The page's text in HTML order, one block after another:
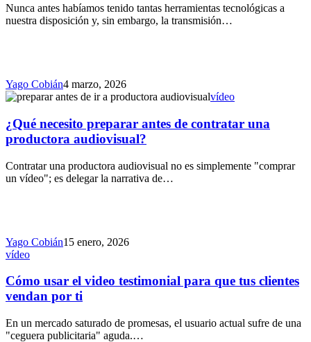
Nunca antes habíamos tenido tantas herramientas tecnológicas a
nuestra disposición y, sin embargo, la transmisión…
Yago Cobián4 marzo, 2026
vídeo
¿Qué necesito preparar antes de contratar una
productora audiovisual?
Contratar una productora audiovisual no es simplemente "comprar
un vídeo"; es delegar la narrativa de…
Yago Cobián15 enero, 2026
vídeo
Cómo usar el video testimonial para que tus clientes
vendan por ti
En un mercado saturado de promesas, el usuario actual sufre de una
"ceguera publicitaria" aguda.…